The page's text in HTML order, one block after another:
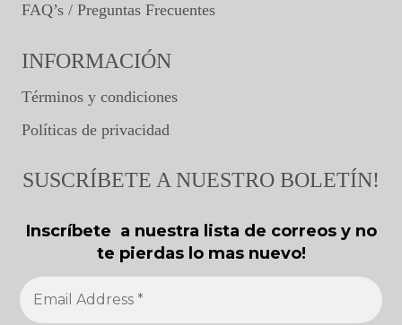
FAQ’s / Preguntas Frecuentes
INFORMACIÓN
Términos y condiciones
Políticas de privacidad
SUSCRÍBETE A NUESTRO BOLETÍN!
Inscríbete a nuestra lista de correos y no
te pierdas lo mas nuevo!